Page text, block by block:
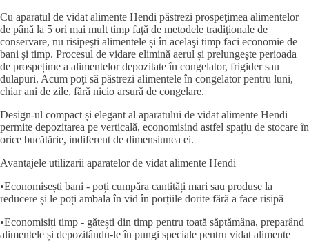
Cu aparatul de vidat alimente Hendi păstrezi prospeţimea alimentelor
de până la 5 ori mai mult timp faţă de metodele tradiţionale de
conservare, nu risipeşti alimentele și în acelaşi timp faci economie de
bani şi timp. Procesul de vidare elimină aerul și prelungeşte perioada
de prospețime a alimentelor depozitate în congelator, frigider sau
dulapuri. Acum poţi să păstrezi alimentele în congelator pentru luni,
chiar ani de zile, fără nicio arsură de congelare.
Design-ul compact și elegant al aparatului de vidat alimente Hendi
permite depozitarea pe verticală, economisind astfel spațiu de stocare în
orice bucătărie, indiferent de dimensiunea ei.
Avantajele utilizarii aparatelor de vidat alimente Hendi
•Economisești bani - poți cumpăra cantități mari sau produse la
reducere și le poți ambala în vid în porțiile dorite fără a face risipă
•Economisiți timp - gătești din timp pentru toată săptămâna, preparând
alimentele și depozitându-le în pungi speciale pentru vidat alimente